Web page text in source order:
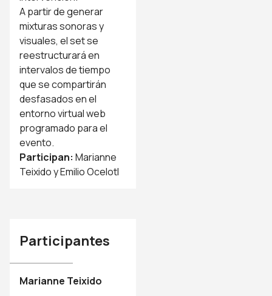
A partir de generar
mixturas sonoras y
visuales, el set se
reestructurará en
intervalos de tiempo
que se compartirán
desfasados en el
entorno virtual web
programado para el
evento.
Participan: Marianne
Teixido y Emilio Ocelotl
Participantes
Marianne Teixido